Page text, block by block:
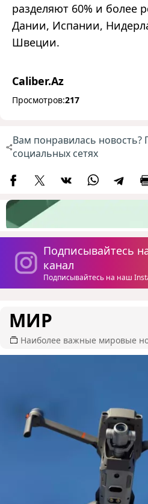
разделяют 60% и более
Дании, Испании,
Швеции.
Caliber.Az
Просмотров:217
Вам понравилась новость?
социальных сетях
Подписывайтесь
канал
Подписывайтесь на наш
МИР
Наиболее важные мировые